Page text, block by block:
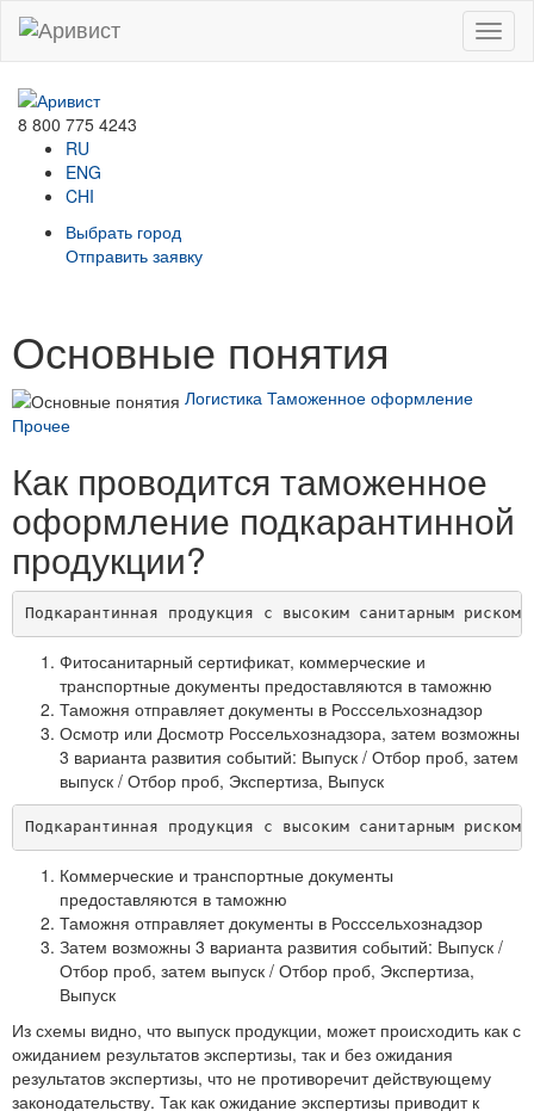
Menu
8 800 775 4243
RU
ENG
CHI
Выбрать город
Отправить заявку
Основные понятия
Логистика Таможенное оформление
Прочее
Как проводится таможенное
оформление подкарантинной
продукции?
Подкарантинная продукция с высоким санитарным риском:
Фитосанитарный сертификат, коммерческие и
транспортные документы предоставляются в таможню
Таможня отправляет документы в Росссельхознадзор
Осмотр или Досмотр Россельхознадзора, затем возможны
3 варианта развития событий: Выпуск / Отбор проб, затем
выпуск / Отбор проб, Экспертиза, Выпуск
Подкарантинная продукция с высоким санитарным риском:
Коммерческие и транспортные документы
предоставляются в таможню
Таможня отправляет документы в Росссельхознадзор
Затем возможны 3 варианта развития событий: Выпуск /
Отбор проб, затем выпуск / Отбор проб, Экспертиза,
Выпуск
Из схемы видно, что выпуск продукции, может происходить как с
ожиданием результатов экспертизы, так и без ожидания
результатов экспертизы, что не противоречит действующему
законодательству. Так как ожидание экспертизы приводит к